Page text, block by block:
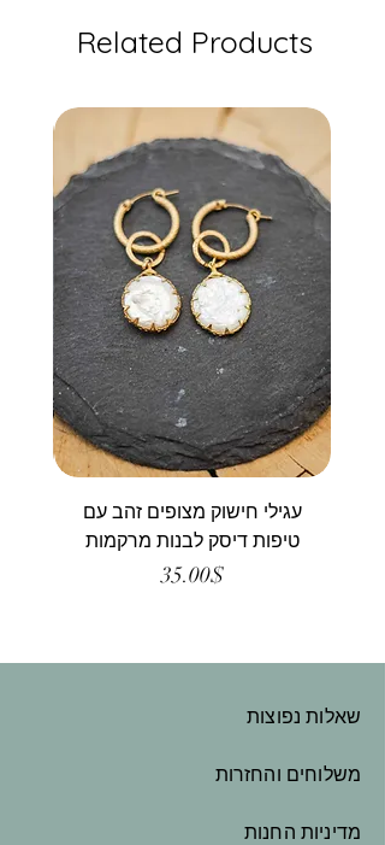
Related Products
עגילי חישוק מצופים זהב עם
טיפות דיסק לבנות מרקמות
Price
35.00$
שאלות נפוצות
משלוחים והחזרות
מדיניות החנות